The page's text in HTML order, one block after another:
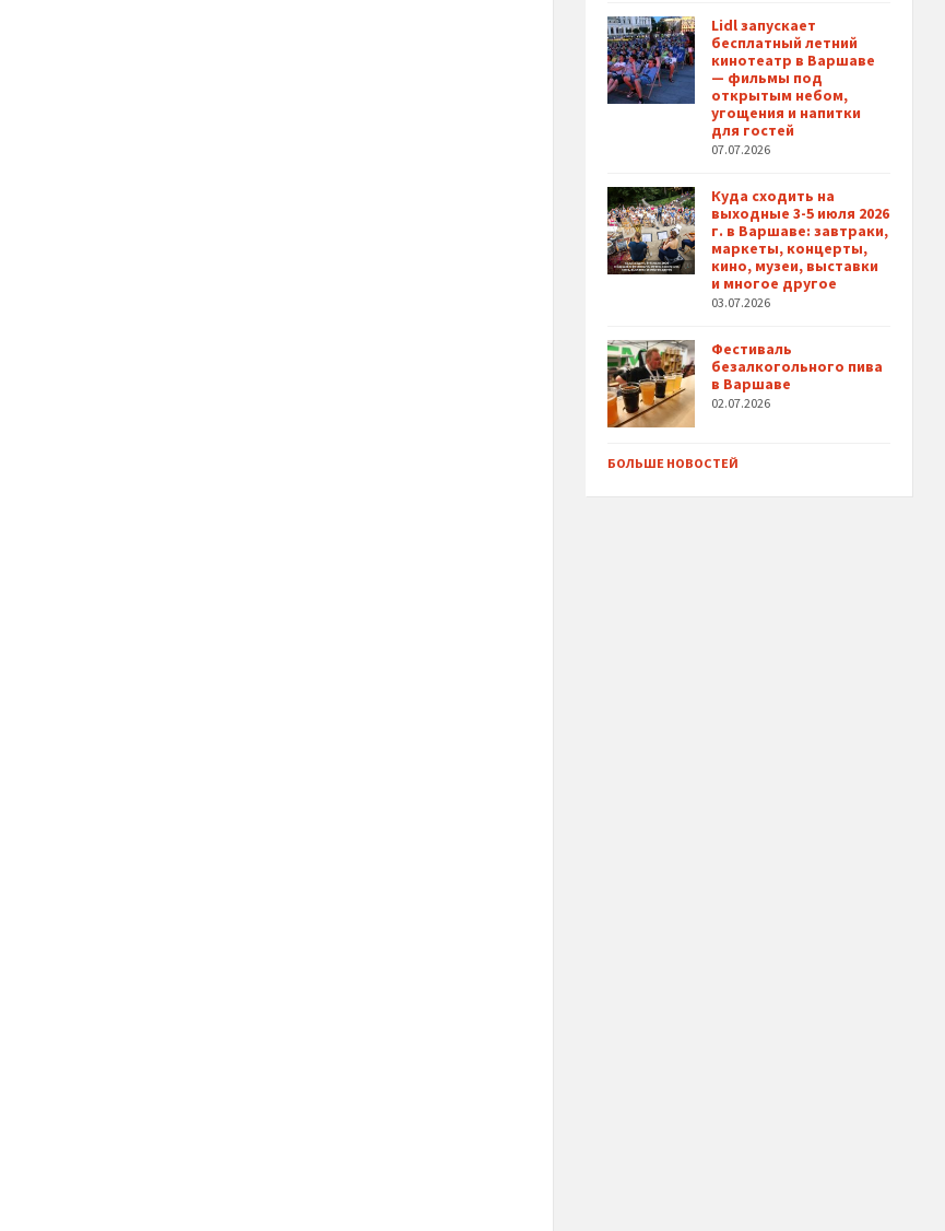
Lidl запускает
бесплатный летний
кинотеатр в Варшаве
— фильмы под
открытым небом,
угощения и напитки
для гостей
07.07.2026
Куда сходить на
выходные 3-5 июля 2026
г. в Варшаве: завтраки,
маркеты, концерты,
кино, музеи, выставки
и многое другое
03.07.2026
Фестиваль
безалкогольного пива
в Варшаве
02.07.2026
БОЛЬШЕ НОВОСТЕЙ